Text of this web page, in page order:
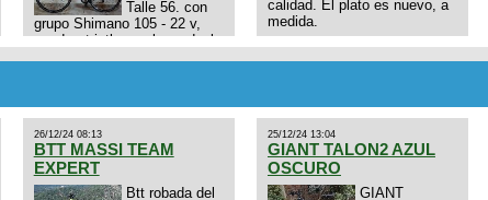
Talle 56. con
grupo Shimano 105 - 22 v,
cuadro: triatlon carbono dual
calidad. El plato es nuevo, a
medida.
26/12/24 08:13
BTT MASSI TEAM
EXPERT
Btt robada del
25/12/24 13:04
GIANT TALON2 AZUL
OSCURO
GIANT